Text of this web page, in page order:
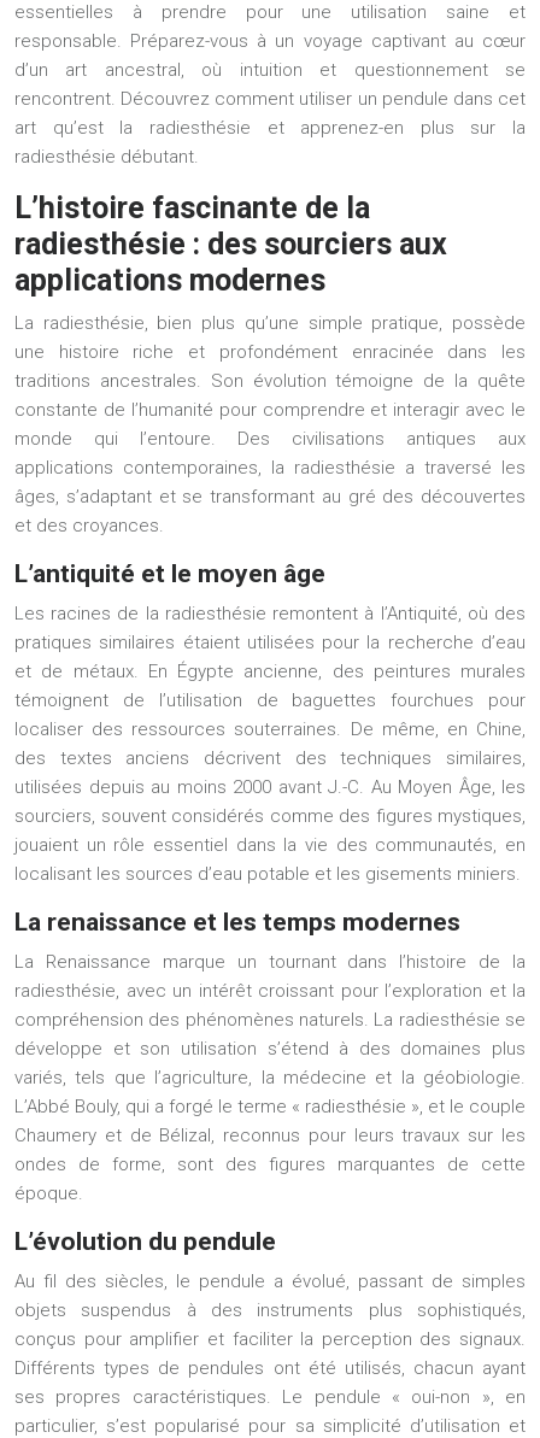
essentielles à prendre pour une utilisation saine et
responsable. Préparez-vous à un voyage captivant au cœur
d’un art ancestral, où intuition et questionnement se
rencontrent. Découvrez comment utiliser un pendule dans cet
art qu’est la radiesthésie et apprenez-en plus sur la
radiesthésie débutant.
L’histoire fascinante de la
radiesthésie : des sourciers aux
applications modernes
La radiesthésie, bien plus qu’une simple pratique, possède
une histoire riche et profondément enracinée dans les
traditions ancestrales. Son évolution témoigne de la quête
constante de l’humanité pour comprendre et interagir avec le
monde qui l’entoure. Des civilisations antiques aux
applications contemporaines, la radiesthésie a traversé les
âges, s’adaptant et se transformant au gré des découvertes
et des croyances.
L’antiquité et le moyen âge
Les racines de la radiesthésie remontent à l’Antiquité, où des
pratiques similaires étaient utilisées pour la recherche d’eau
et de métaux. En Égypte ancienne, des peintures murales
témoignent de l’utilisation de baguettes fourchues pour
localiser des ressources souterraines. De même, en Chine,
des textes anciens décrivent des techniques similaires,
utilisées depuis au moins 2000 avant J.-C. Au Moyen Âge, les
sourciers, souvent considérés comme des figures mystiques,
jouaient un rôle essentiel dans la vie des communautés, en
localisant les sources d’eau potable et les gisements miniers.
La renaissance et les temps modernes
La Renaissance marque un tournant dans l’histoire de la
radiesthésie, avec un intérêt croissant pour l’exploration et la
compréhension des phénomènes naturels. La radiesthésie se
développe et son utilisation s’étend à des domaines plus
variés, tels que l’agriculture, la médecine et la géobiologie.
L’Abbé Bouly, qui a forgé le terme « radiesthésie », et le couple
Chaumery et de Bélizal, reconnus pour leurs travaux sur les
ondes de forme, sont des figures marquantes de cette
époque.
L’évolution du pendule
Au fil des siècles, le pendule a évolué, passant de simples
objets suspendus à des instruments plus sophistiqués,
conçus pour amplifier et faciliter la perception des signaux.
Différents types de pendules ont été utilisés, chacun ayant
ses propres caractéristiques. Le pendule « oui-non », en
particulier, s’est popularisé pour sa simplicité d’utilisation et